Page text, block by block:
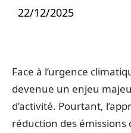
22/12/2025
Face à l’urgence
devenue un enjeu
d’activité. Pourtant,
réduction des émissions